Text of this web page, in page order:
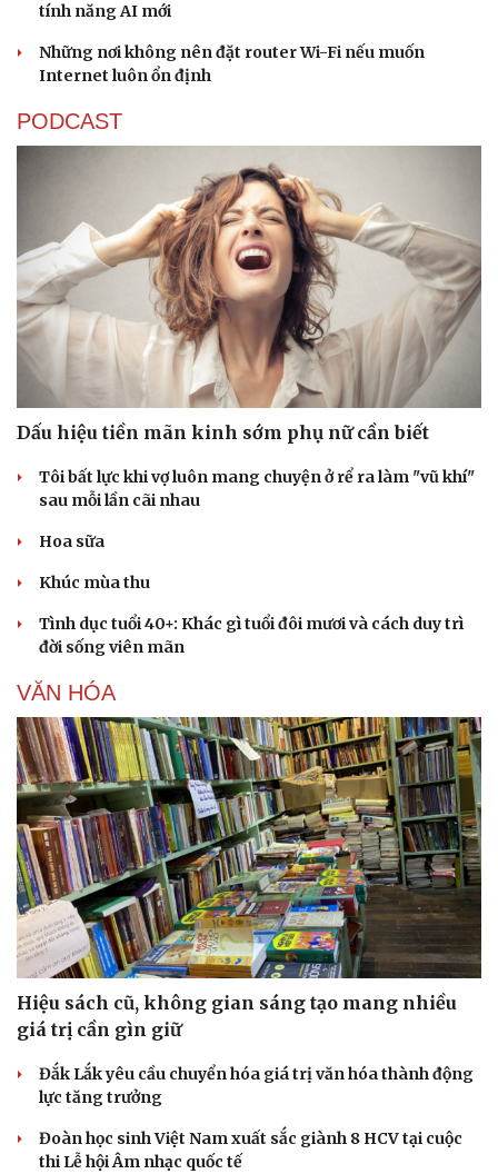
Sức khỏe
Dinh dưỡng - món ngon
Cây thuốc
Làm đẹp - giảm cân
Phòng mạch online
Ăn sạch sống khỏe
Đời sống
tính năng AI mới
Những nơi không nên đặt router Wi-Fi nếu muốn
Internet luôn ổn định
PODCAST
Dấu hiệu tiền mãn kinh sớm phụ nữ cần biết
Tôi bất lực khi vợ luôn mang chuyện ở rể ra làm "vũ khí"
sau mỗi lần cãi nhau
Hoa sữa
Khúc mùa thu
Tình dục tuổi 40+: Khác gì tuổi đôi mươi và cách duy trì
đời sống viên mãn
VĂN HÓA
Hiệu sách cũ, không gian sáng tạo mang nhiều
giá trị cần gìn giữ
Đắk Lắk yêu cầu chuyển hóa giá trị văn hóa thành động
lực tăng trưởng
Đoàn học sinh Việt Nam xuất sắc giành 8 HCV tại cuộc
thi Lễ hội Âm nhạc quốc tế